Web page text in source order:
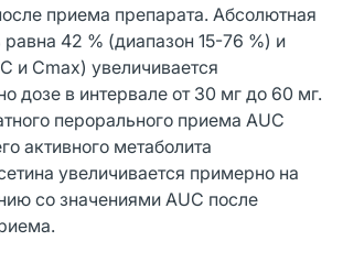
приема препарата. Абсолютная
равна 42 % (диапазон 15-76 %) и
и Сmах) увеличивается
дозе в интервале от 30 мг до 60 мг.
перорального приема AUC
активного метаболита
увеличивается примерно на
со значениями AUC после